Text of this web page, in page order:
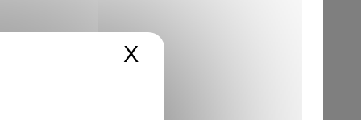
X Masquer le